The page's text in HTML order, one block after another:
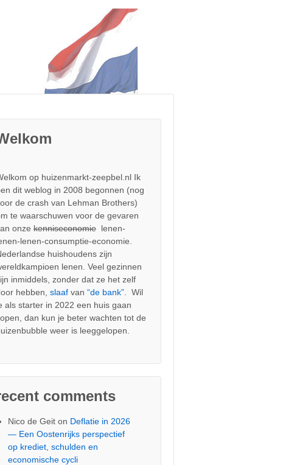
op huizenmarkt-zeepbel.nl Ik
dit weblog in 2008 begonnen (nog
de crash van Lehman Brothers)
te waarschuwen voor de gevaren
onzekenniseconomie lenen-
lenen-consumptie-economie.
huishoudens zijn
lenen. Veel gezinnen
inmiddels, zonder dat ze het zelf
hebben,slaaf van“de bank”. Wil
als starter in 2022 een huis gaan
dan kun je beter wachten tot de
weer is leeggelopen.
comments
Nico de Geit on Deflatie in 2026
— Een Oostenrijks perspectief
op krediet, schulden en
economische cycli